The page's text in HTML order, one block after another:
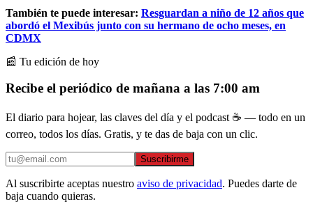
También te puede interesar: Resguardan a niño de 12 años que
abordó el Mexibús junto con su hermano de ocho meses, en
CDMX
📰 Tu edición de hoy
Recibe el periódico de mañana a las 7:00 am
El diario para hojear, las claves del día y el podcast ☕ — todo en un
correo, todos los días. Gratis, y te das de baja con un clic.
Suscribirme
Al suscribirte aceptas nuestro aviso de privacidad. Puedes darte de
baja cuando quieras.